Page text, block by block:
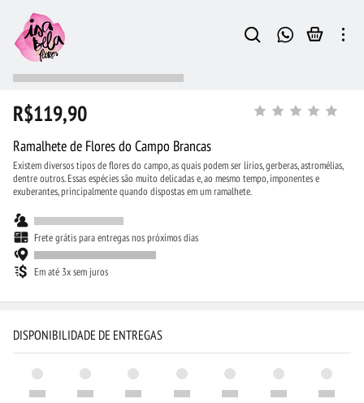
R$119,90
Ramalhete de Flores do Campo Brancas
Existem diversos tipos de flores do campo, as quais podem ser lírios, gerberas, astromélias,
dentre outros. Essas espécies são muito delicadas e, ao mesmo tempo, imponentes e
exuberantes, principalmente quando dispostas em um ramalhete.
Frete grátis para entregas nos próximos dias
Em até 3x sem juros
DISPONIBILIDADE DE ENTREGAS